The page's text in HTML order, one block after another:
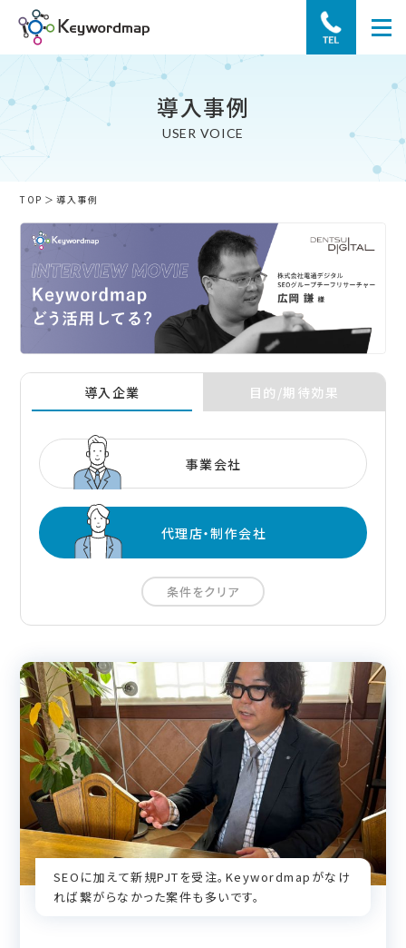
導入事例
USER VOICE
TOP 導入事例
導入企業 目的/期待効果
事業会社
代理店・制作会社
条件をクリア
SEOに加えて新規PJTを受注。Keywordmapがなけ
れば繋がらなかった案件も多いです。